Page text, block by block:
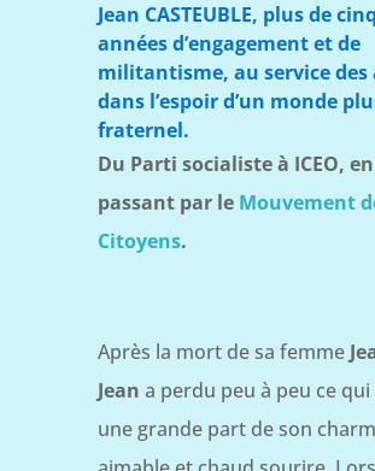
Jean CASTEUBLE, plus de
années d’engagement et de
militantisme, au service des
dans l’espoir d’un monde
fraternel.
Du Parti socialiste à ICEO, en
passant par le Mouvement
Citoyens.
Après la mort de sa femme
Jean a perdu peu à peu ce
une grande part de son